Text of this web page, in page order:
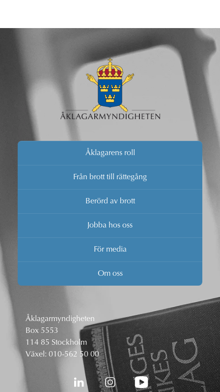
Åklagarens roll
Från brott till rättegång
Berörd av brott
Jobba hos oss
För media
Om oss
Åklagarmyndigheten
Box 5553
114 85 Stockholm
Växel: 010-562 50 00